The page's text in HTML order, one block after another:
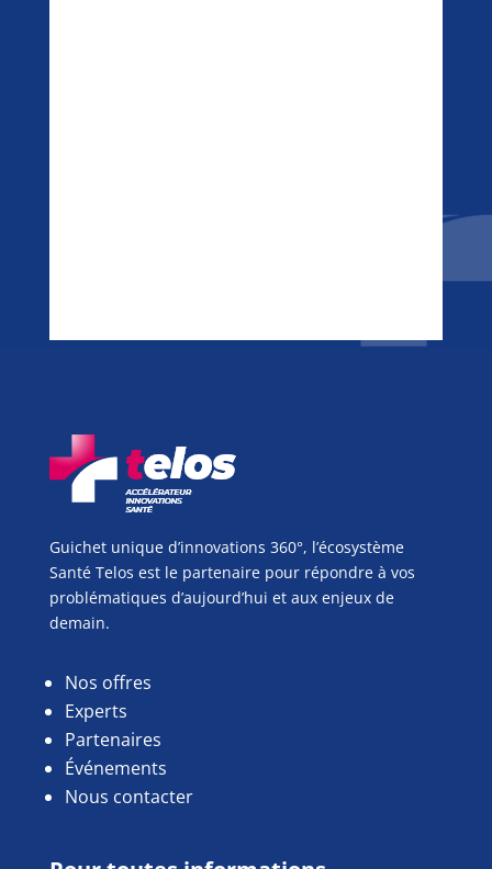
Guichet unique d’innovations 360°, l’écosystème
Santé Telos est le partenaire pour répondre à vos
problématiques d’aujourd’hui et aux enjeux de
demain.
Nos offres
Experts
Partenaires
Événements
Nous contacter